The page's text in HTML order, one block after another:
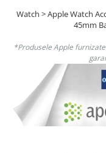
Scaune Gaming
Card Reader
Periferice PC
Camere Web
Adaptoare
Boxe
Watch > Apple Watch
45mm
*Produsele Apple